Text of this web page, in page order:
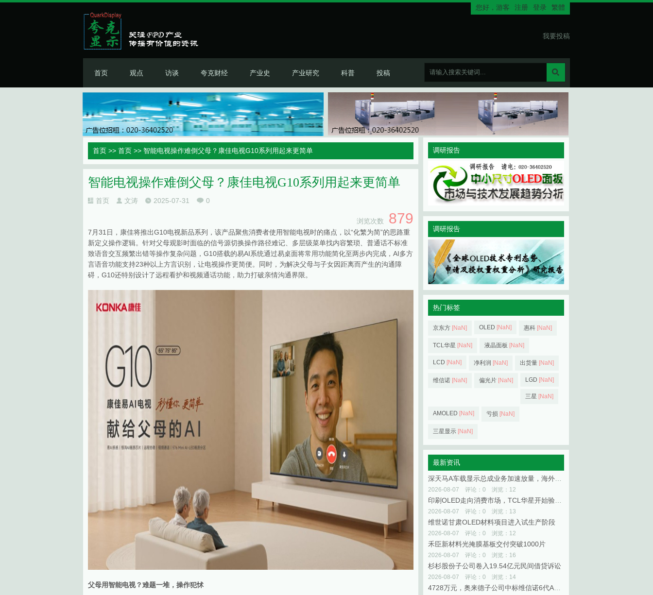
您好， 游客 注册 登录 繁體
我要投稿
首页 观点 访谈 夸克财经 产业史 产业研究 科普 投稿
首页 >> 首页 >> 智能电视操作难倒父母？康佳电视G10系列用起来更简单
智能电视操作难倒父母？康佳电视G10系列用起来更简单
首页 文涛 2025-07-31 0
浏览次数 879
7月31日，康佳将推出G10电视新品系列，该产品聚焦消费者使用智能电视时的痛点，以“化繁为简”的思路重
新定义操作逻辑。针对父母观影时面临的信号源切换操作路径难记、多层级菜单找内容繁琐、普通话不标准
致语音交互频繁出错等操作复杂问题，G10搭载的易AI系统通过易桌面将常用功能简化至两步内完成，AI多方
言语音功能支持23种以上方言识别，让电视操作更简便。同时，为解决父母与子女因距离而产生的沟通障
碍，G10还特别设计了远程看护和视频通话功能，助力打破亲情沟通界限。
父母用智能电视？难题一堆，操作犯怵
调研报告
调研报告
热门标签
京东方 [NaN] OLED [NaN] 惠科 [NaN]
TCL华星 [NaN] 液晶面板 [NaN]
LCD [NaN] 净利润 [NaN] 出货量 [NaN]
维信诺 [NaN] 偏光片 [NaN] LGD [NaN]
三星 [NaN]
AMOLED [NaN] 亏损 [NaN]
三星显示 [NaN]
最新资讯
2026-08-07 评论：0 浏览：12
2026-08-07 评论：0 浏览：13
维世诺甘肃OLED材料项目进入试生产阶段
2026-08-07 评论：0 浏览：12
禾臣新材料光掩膜基板交付突破1000片
2026-08-07 评论：0 浏览：16
杉杉股份子公司卷入19.54亿元民间借贷诉讼
2026-08-07 评论：0 浏览：14